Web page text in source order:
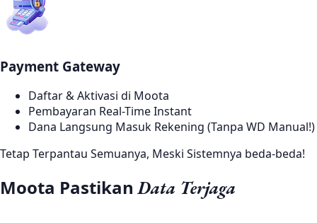
Payment Gateway
Daftar & Aktivasi di Moota
Pembayaran Real-Time Instant
Dana Langsung Masuk Rekening (Tanpa WD Manual!)
Tetap Terpantau Semuanya, Meski Sistemnya beda-beda!
Moota PastikanData Terjaga